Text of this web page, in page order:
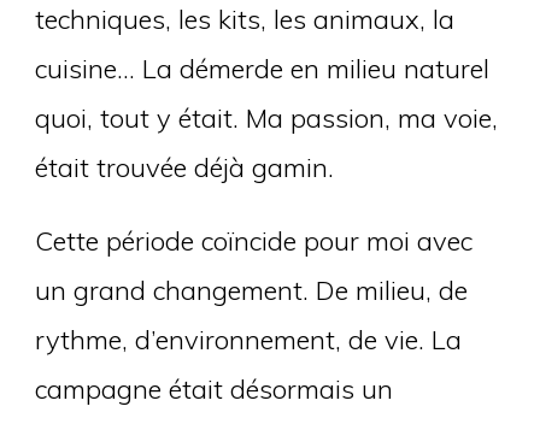
techniques, les kits, les animaux, la
cuisine… La démerde en milieu naturel
quoi, tout y était. Ma passion, ma voie,
était trouvée déjà gamin.
Cette période coïncide pour moi avec
un grand changement. De milieu, de
rythme, d’environnement, de vie. La
campagne était désormais un